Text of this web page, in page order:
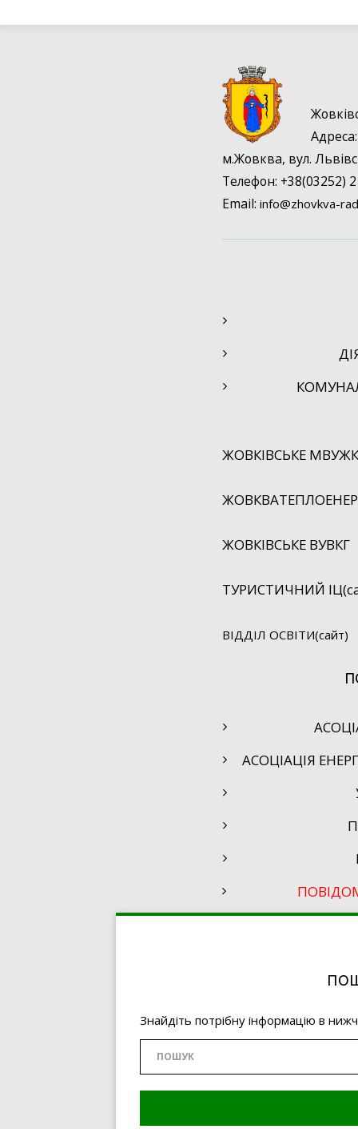
м.Жовква, вул.
Телефон: +38(03252)
Email: info@zhovkva-
ЖОВКІВСЬКЕ
ЖОВКІВСЬКЕ ВУВКГ
ТУРИСТИЧНИЙ
ВІДДІЛ ОСВІТИ(сайт)
АСОЦІАЦІЯ
Знайдіть потрібну інформацію в